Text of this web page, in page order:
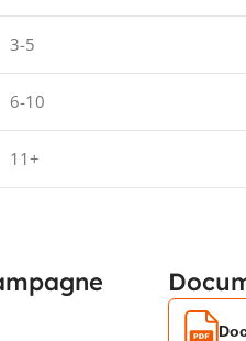
3-5
6-10
11+